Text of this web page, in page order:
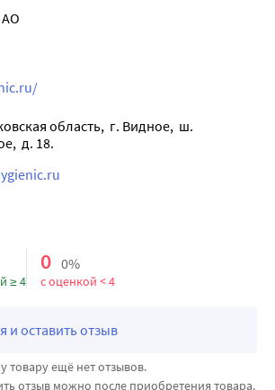
для обильных выделений и
составе ядра прокладки быстро
в гель, удерживая ее внутри и
пропускает жидкость.
крылышки обеспечивают надежное
к белью.
область,  г. Видное,  ш.
д. 18.
≥ 4
0 0%
с оценкой < 4
и оставить отзыв
товару ещё нет отзывов.
отзыв можно после приобретения товара.